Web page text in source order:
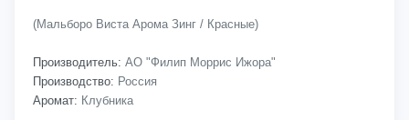
(Мальборо Виста Арома Зинг / Красные)
Производитель: АО "Филип Моррис Ижора"
Производство: Россия
Аромат: Клубника